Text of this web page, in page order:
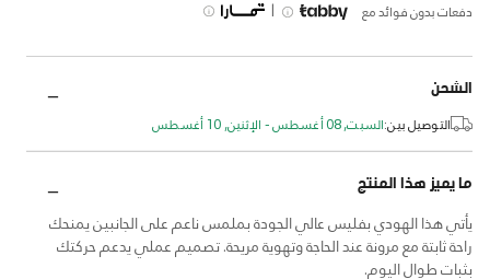
دفعات بدون فوائد مع |
الشحن
التوصيل بين:السبت, 08 أغسطس - الإثنين, 10 أغسطس
ما يميز هذا المنتج
يأتي هذا الهودي بفليس عالي الجودة بملمس ناعم على الجانبين يمنحك
راحة ثابتة مع مرونة عند الحاجة وتهوية مريحة. تصميم عملي يدعم حركتك
بثبات طوال اليوم.